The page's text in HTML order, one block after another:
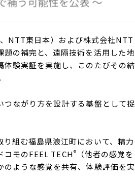
NTT東日本）および株式会社NTT
の補完と、遠隔技術を活用した地
験実証を実施し、このたびその結
ながり方を設計する基盤として捉
組む福島県浪江町において、精力
コモのFEEL TECH®
（他者の感覚を
ような感覚を共有、体験評価を実